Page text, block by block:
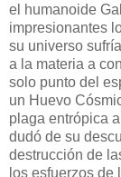
el humanoide
impresionantes
su universo
a la materia a
solo punto del
un Huevo
plaga entrópica
dudó de su
destrucción de
los esfuerzos de